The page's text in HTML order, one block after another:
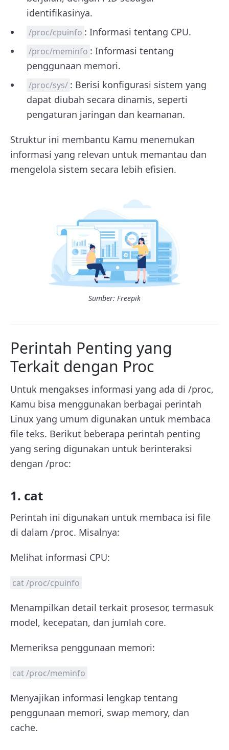
identifikasinya.
/proc/cpuinfo : Informasi tentang CPU.
/proc/meminfo : Informasi tentang
penggunaan memori.
/proc/sys/ : Berisi konfigurasi sistem yang
dapat diubah secara dinamis, seperti
pengaturan jaringan dan keamanan.
Struktur ini membantu Kamu menemukan
informasi yang relevan untuk memantau dan
mengelola sistem secara lebih efisien.
Sumber: Freepik
Perintah Penting yang
Terkait dengan Proc
Untuk mengakses informasi yang ada di /proc,
Kamu bisa menggunakan berbagai perintah
Linux yang umum digunakan untuk membaca
file teks. Berikut beberapa perintah penting
yang sering digunakan untuk berinteraksi
dengan /proc:
1. cat
Perintah ini digunakan untuk membaca isi file
di dalam /proc. Misalnya:
Melihat informasi CPU:
cat /proc/cpuinfo
Menampilkan detail terkait prosesor, termasuk
model, kecepatan, dan jumlah core.
Memeriksa penggunaan memori:
cat /proc/meminfo
Menyajikan informasi lengkap tentang
penggunaan memori, swap memory, dan
cache.